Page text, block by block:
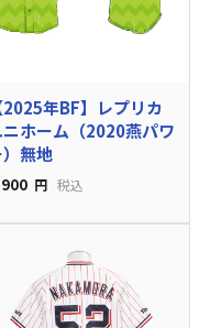
2025年BF】レプリカ
ニホーム（2020燕パワ
）無地
円 税込